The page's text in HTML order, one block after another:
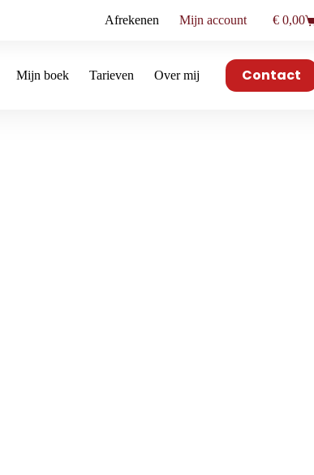
Afrekenen Mijn account € 0,00
Mijn boek Tarieven Over mij Contact